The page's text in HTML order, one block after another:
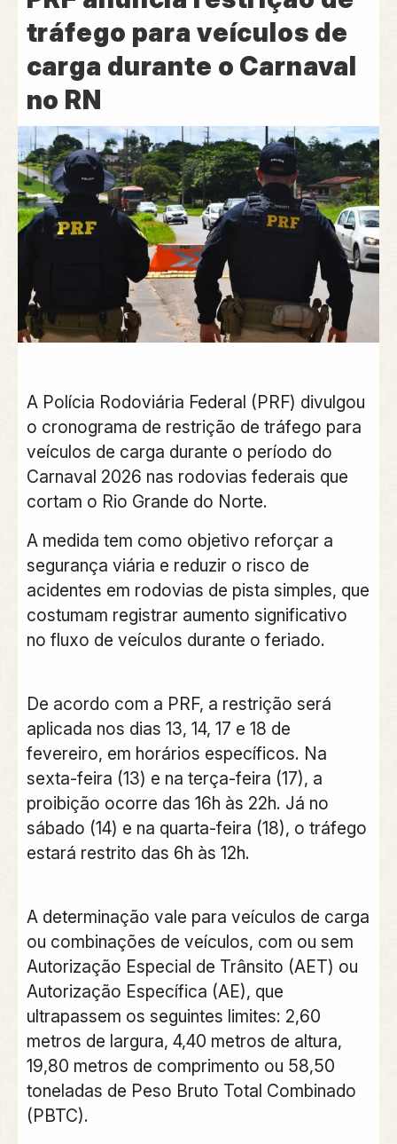
tráfego para veículos de
carga durante o Carnaval
no RN
A Polícia Rodoviária Federal (PRF) divulgou
o cronograma de restrição de tráfego para
veículos de carga durante o período do
Carnaval 2026 nas rodovias federais que
cortam o Rio Grande do Norte.
A medida tem como objetivo reforçar a
segurança viária e reduzir o risco de
acidentes em rodovias de pista simples, que
costumam registrar aumento significativo
no fluxo de veículos durante o feriado.
De acordo com a PRF, a restrição será
aplicada nos dias 13, 14, 17 e 18 de
fevereiro, em horários específicos. Na
sexta-feira (13) e na terça-feira (17), a
proibição ocorre das 16h às 22h. Já no
sábado (14) e na quarta-feira (18), o tráfego
estará restrito das 6h às 12h.
A determinação vale para veículos de carga
ou combinações de veículos, com ou sem
Autorização Especial de Trânsito (AET) ou
Autorização Específica (AE), que
ultrapassem os seguintes limites: 2,60
metros de largura, 4,40 metros de altura,
19,80 metros de comprimento ou 58,50
toneladas de Peso Bruto Total Combinado
(PBTC).